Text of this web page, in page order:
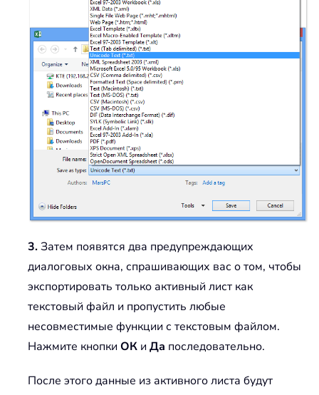
3.Затем появятся два предупреждающих
диалоговых окна, спрашивающих вас о том, чтобы
экспортировать только активный лист как
текстовый файл и пропустить любые
несовместимые функции с текстовым файлом.
Нажмите кнопки ОК и Да последовательно.
После этого данные из активного листа будут